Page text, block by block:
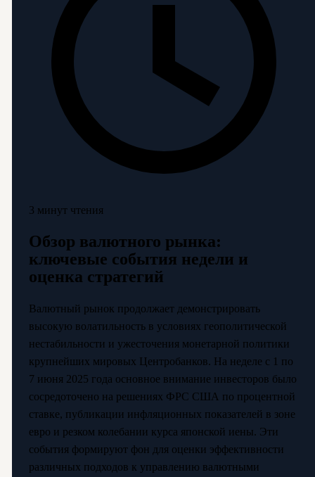
3 минут чтения
Обзор валютного рынка:
ключевые события недели и
оценка стратегий
Валютный рынок продолжает демонстрировать
высокую волатильность в условиях геополитической
нестабильности и ужесточения монетарной политики
крупнейших мировых Центробанков. На неделе с 1 по
7 июня 2025 года основное внимание инвесторов было
сосредоточено на решениях ФРС США по процентной
ставке, публикации инфляционных показателей в зоне
евро и резком колебании курса японской иены. Эти
события формируют фон для оценки эффективности
различных подходов к управлению валютными